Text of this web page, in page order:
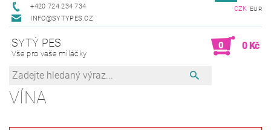
+420 724 234 734
INFO@SYTYPES.CZ
CZK EUR
SYTÝ PES
Vše pro vaše miláčky
0 0 Kč
VÍNA